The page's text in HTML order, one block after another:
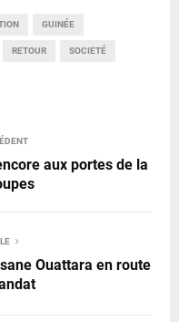
GUINÉE
RETOUR SOCIETÉ
aux portes de la
Ouattara en route